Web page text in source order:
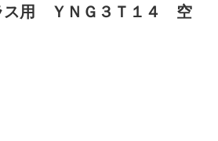
ス用 ＹＮＧ３Ｔ１４ 空